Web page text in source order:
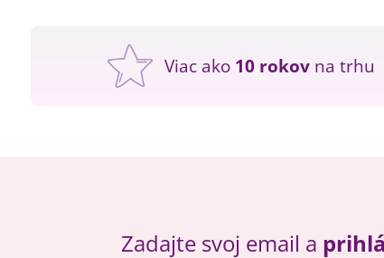
Viac ako 10 rokov na trhu
Zadajte svoj email a